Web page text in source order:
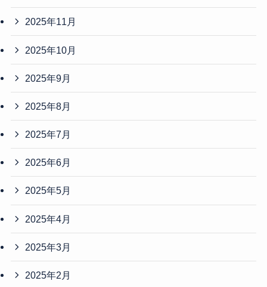
2025年11月
2025年10月
2025年9月
2025年8月
2025年7月
2025年6月
2025年5月
2025年4月
2025年3月
2025年2月